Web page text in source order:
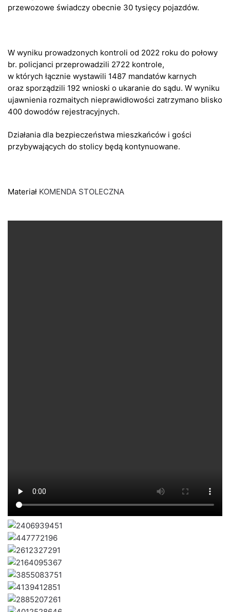
przewozowe świadczy obecnie 30 tysięcy pojazdów.
W wyniku prowadzonych kontroli od 2022 roku do połowy
br. policjanci przeprowadzili 2722 kontrole,
w których łącznie wystawili 1487 mandatów karnych
oraz sporządzili 192 wnioski o ukaranie do sądu. W wyniku
ujawnienia rozmaitych nieprawidłowości zatrzymano blisko
400 dowodów rejestracyjnych.
Działania dla bezpieczeństwa mieszkańców i gości
przybywających do stolicy będą kontynuowane.
Materiał KOMENDA STOLECZNA